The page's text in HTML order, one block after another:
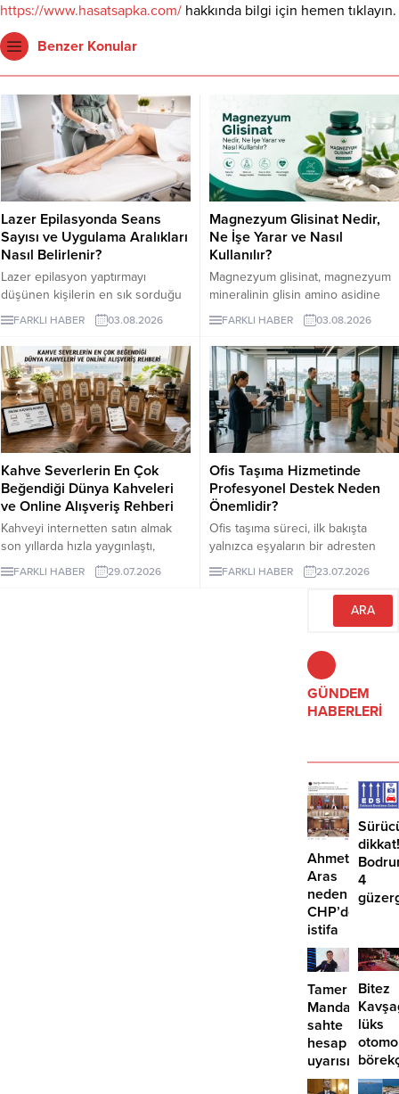
https://www.hasatsapka.com/ hakkında bilgi için hemen tıklayın.
Benzer Konular
Lazer Epilasyonda Seans
Sayısı ve Uygulama Aralıkları
Nasıl Belirlenir?
Lazer epilasyon yaptırmayı
düşünen kişilerin en sık sorduğu
konuların başında kaç seans
gerektiği gelir. Ancak bu soruya
herkes için geçerli tek bir sayı
vermek mümkün değildir. Cilt
rengi, kılın kalınlığı, uygulama
bölgesi ve hormonal özellikler
seans planını etkileyebilir. İzmir
lazer epilasyon seçenekleri
araştırılırken kısa sürede kesin
sonuç vadeden açıklamalarla
karşılaşılabilir....
FARKLI HABER 03.08.2026
Magnezyum Glisinat Nedir,
Ne İşe Yarar ve Nasıl
Kullanılır?
Magnezyum glisinat, magnezyum
mineralinin glisin amino asidine
bağlandığı bir takviye formudur.
Glisin, vücudun protein yapımında
kullandığı en küçük amino asittir
ve burada minerali taşıyan bileşen
olarak görev yapar.
FARKLI HABER 03.08.2026
Kahve Severlerin En Çok
Beğendiği Dünya Kahveleri
ve Online Alışveriş Rehberi
Kahveyi internetten satın almak
son yıllarda hızla yaygınlaştı,
çünkü artık dünyanın en özel
yörelerinden gelen çekirdekler
FARKLI HABER 29.07.2026
Ofis Taşıma Hizmetinde
Profesyonel Destek Neden
Önemlidir?
Ofis taşıma süreci, ilk bakışta
yalnızca eşyaların bir adresten
başka bir adrese götürülmesi gibi
görünse de kurumsal işletmeler
için bundan çok daha geniş bir
FARKLI HABER 23.07.2026
GÜNDEM
HABERLERİ
Ahmet
Aras
neden
CHP’den
istifa
etmiyor?
dikkat!
4
Tamer
sahte
hesap
uyarısı
Bitez
lüks
girdi: